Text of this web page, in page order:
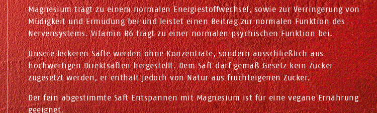
Magnesium trägt zu einem normalen Energiestoffwechsel, sowie zur Verringerung von
Müdigkeit und Ermüdung bei und leistet einen Beitrag zur normalen Funktion des
Nervensystems. Vitamin B6 trägt zu einer normalen psychischen Funktion bei.
Unsere leckeren Säfte werden ohne Konzentrate, sondern ausschließlich aus
hochwertigen Direktsäften hergestellt. Dem Saft darf gemäß Gesetz kein Zucker
zugesetzt werden, er enthält jedoch von Natur aus fruchteigenen Zucker.
Der fein abgestimmte Saft Entspannen mit Magnesium ist für eine vegane Ernährung
geeignet.